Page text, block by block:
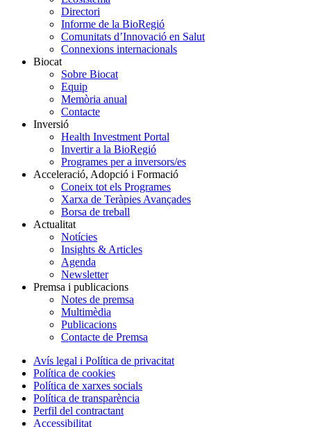
Directori
Informe de la BioRegió
Comunitats d’Innovació en Salut
Connexions internacionals
Biocat
Sobre Biocat
Equip
Memòria anual
Contacte
Inversió
Health Investment Portal
Invertir a la BioRegió
Programes per a inversors/es
Acceleració, Adopció i Formació
Coneix tot els Programes
Xarxa de Teràpies Avançades
Borsa de treball
Actualitat
Notícies
Insights & Articles
Agenda
Newsletter
Premsa i publicacions
Notes de premsa
Multimèdia
Publicacions
Contacte de Premsa
Avís legal i Política de privacitat
Política de cookies
Política de xarxes socials
Política de transparència
Perfil del contractant
Accessibilitat